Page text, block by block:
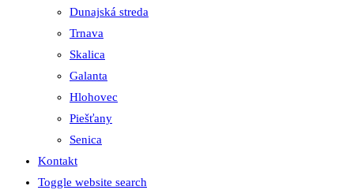
Dunajská streda
Trnava
Skalica
Galanta
Hlohovec
Piešťany
Senica
Kontakt
Toggle website search